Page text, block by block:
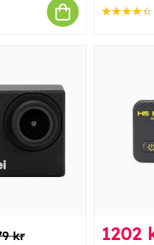
kr 1202